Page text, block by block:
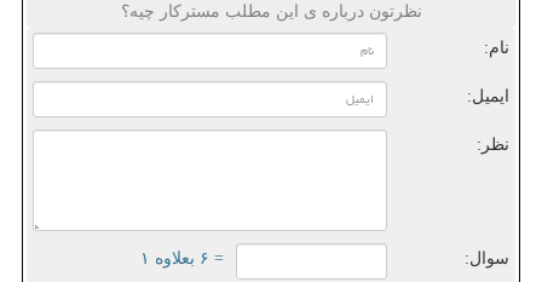
نظرتون درباره ی این مطلب مسترکار چیه؟
نام:
ایمیل:
نظر:
سوال: = ۶ بعلاوه ۱